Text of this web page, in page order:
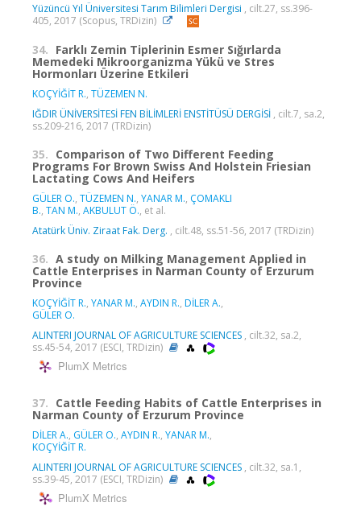
Yüzüncü Yıl Üniversitesi Tarım Bilimleri Dergisi , cilt.27, ss.396-
405, 2017 (Scopus, TRDizin)
34. Farklı Zemin Tiplerinin Esmer Sığırlarda
Memedeki Mikroorganizma Yükü ve Stres
Hormonları Üzerine Etkileri
KOÇYİĞİT R., TÜZEMEN N.
IĞDIR ÜNİVERSİTESİ FEN BİLİMLERİ ENSTİTÜSÜ DERGİSİ , cilt.7, sa.2,
ss.209-216, 2017 (TRDizin)
35. Comparison of Two Different Feeding
Programs For Brown Swiss And Holstein Friesian
Lactating Cows And Heifers
GÜLER O., TÜZEMEN N., YANAR M., ÇOMAKLI
B., TAN M., AKBULUT Ö., et al.
Atatürk Üniv. Ziraat Fak. Derg. , cilt.48, ss.51-56, 2017 (TRDizin)
36. A study on Milking Management Applied in
Cattle Enterprises in Narman County of Erzurum
Province
KOÇYİĞİT R., YANAR M., AYDIN R., DİLER A.,
GÜLER O.
ALINTERI JOURNAL OF AGRICULTURE SCIENCES , cilt.32, sa.2,
ss.45-54, 2017 (ESCI, TRDizin)
PlumX Metrics
37. Cattle Feeding Habits of Cattle Enterprises in
Narman County of Erzurum Province
DİLER A., GÜLER O., AYDIN R., YANAR M.,
KOÇYİĞİT R.
ALINTERI JOURNAL OF AGRICULTURE SCIENCES , cilt.32, sa.1,
ss.39-45, 2017 (ESCI, TRDizin)
PlumX Metrics